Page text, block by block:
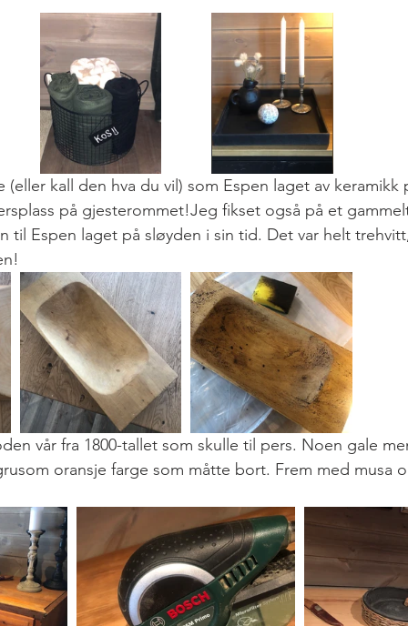
på gjesterommet!Jeg fikset også på et
til Espen laget på sløyden i sin tid. Det var helt
vår fra 1800-tallet som skulle til pers. Noen gale
oransje farge som måtte bort. Frem med musa